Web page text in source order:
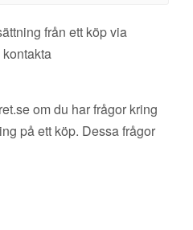
från ett köp via
om du har frågor kring
på ett köp. Dessa frågor